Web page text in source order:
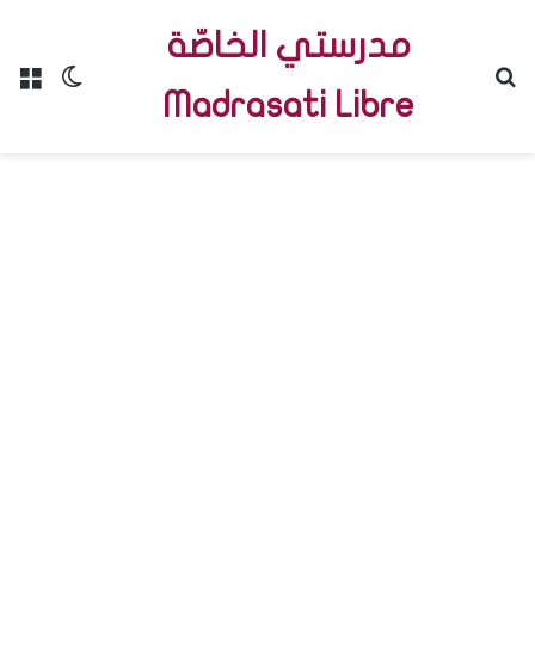
Menu
مدرستي الخاصّة
Madrasati Libre